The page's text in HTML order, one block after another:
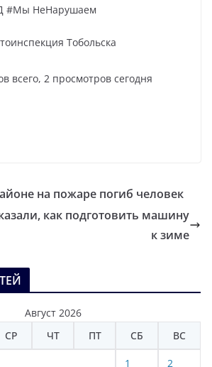
#Мы НеНарушаем
Тобольска
всего, 2 просмотров сегодня
на пожаре погиб человек
как подготовить машину
к зиме
Август 2026
СР ЧТ ПТ СБ ВС
1 2